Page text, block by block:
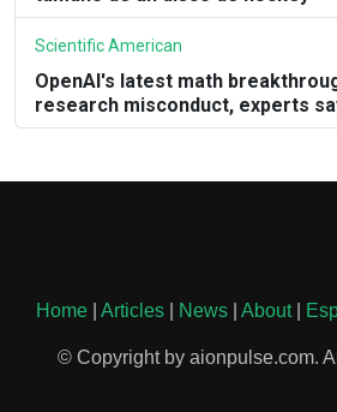
Scientific American
OpenAI's latest math
research misconduct, experts
Home Articles News About|
© Copyright by aionpulse.com.